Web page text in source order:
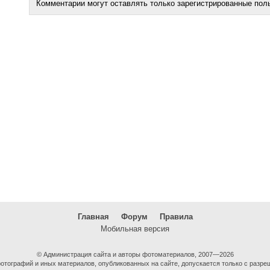
Комментарии могут оставлять только зарегистрированные
Главная Форум
Правила
Мобильная версия
© Администрация сайта и авторы фотоматериалов, 2007—2026
и иных материалов, опубликованных на сайте, допускается только с